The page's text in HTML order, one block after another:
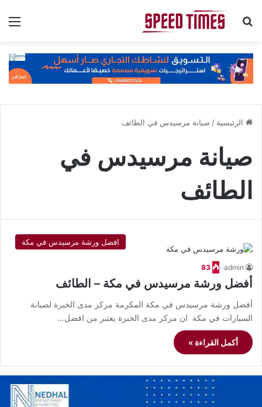
بحث عن
الرئيسية / صيانة مرسيدس في الطائف
صيانة مرسيدس في
الطائف
افضل ورشة مرسيدس في مكة
admin
83
أفضل ورشة مرسيدس في مكة – الطائف
أفضل ورشة مرسيدس في مكة المكرمة مركز مدى الخبرة لصيانة
السيارات في مكة ان مركز مدى الخبرة يعتبر من افضل…
أكمل القراءة »